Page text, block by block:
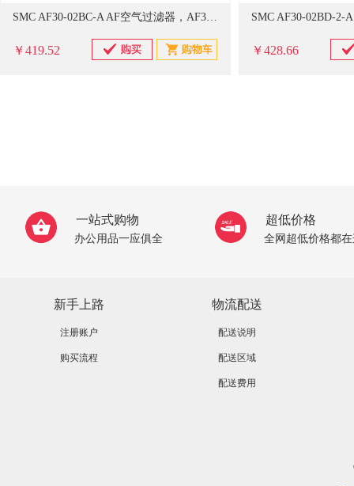
SMC AF30-02BC-A AF空气过滤器，AF30-02BC-A
￥419.52 ￥428.66
一站式购物
办公用品一应俱全
超低价格
全网超低价格都
新手上路
注册账户
购买流程
物流配送
配送说明
配送区域
配送费用